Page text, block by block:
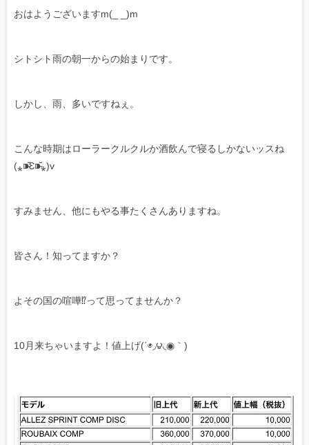
おはようございますm(_ _)m
シトシト雨の朝一からの始まりです。
しかし、雨、多いですねぇ。
こんな時期はローラークルクルか酒飲んで寝るしかないッスね
(⁎⁍̴̆Ɛ⁍̴̆⁎)v
すみません、他にもやる事たくさんありますね。
皆さん！知ってますか？
よその国の喧嘩⁉︎って思ってませんか？
10月来ちゃいますよ！値上げ(΄◉◞౪◟◉｀)